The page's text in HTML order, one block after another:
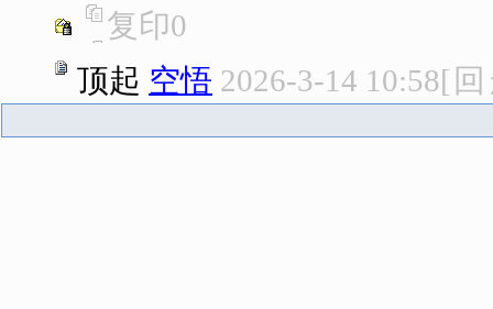
复印0
顶起 空悟 2026-3-14 10:58[ 回